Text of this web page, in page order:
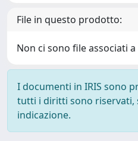
File in questo prodotto:
Non ci sono file associati
I documenti in IRIS sono
tutti i diritti sono riservati,
indicazione.